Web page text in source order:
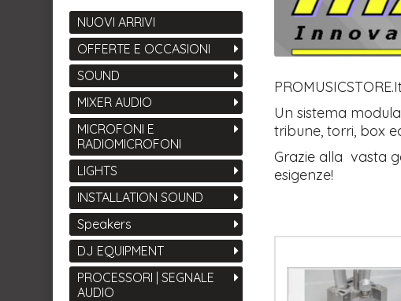
Un sistema
tribune, torri, box
Grazie alla vasta
esigenze!
NUOVI ARRIVI
OFFERTE E OCCASIONI
SOUND
MIXER AUDIO
MICROFONI E
RADIOMICROFONI
LIGHTS
INSTALLATION SOUND
Speakers
DJ EQUIPMENT
PROCESSORI | SEGNALE
AUDIO